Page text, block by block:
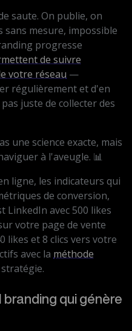
saute. On publie, on
sans mesure, impossible
progresse
de suivre
votre réseau —
régulièrement et d'en
juste de collecter des
une science exacte, mais
à l'aveugle. 📊
ligne, les indicateurs qui
de conversion,
LinkedIn avec 500 likes
votre page de vente
likes et 8 clics vers votre
avec la méthode
branding qui génère